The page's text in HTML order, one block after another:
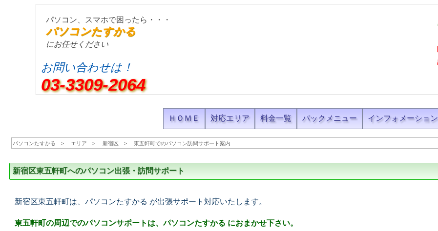
パソコン、スマホで困ったら・・・
パソコンたすかる
にお任せください
お問い合わせは！
03-3309-2064
ＨＯＭＥ 対応エリア 料金一覧 パックメニュー インフォメーション
パソコンたすかる エリア 新宿区 東五軒町でのパソコン訪問サポート案内
新宿区東五軒町へのパソコン出張・訪問サポート
新宿区東五軒町は、パソコンたすかる が出張サポート対応いたします。
東五軒町の周辺でのパソコンサポートは、パソコンたすかる におまかせ下さい。